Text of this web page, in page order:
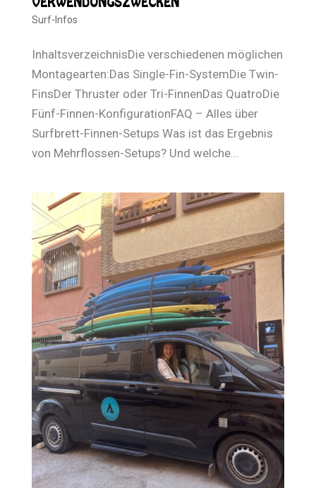
VERWENDUNGSZWECKEN
Surf-Infos
InhaltsverzeichnisDie verschiedenen möglichen
Montagearten:Das Single-Fin-SystemDie Twin-
FinsDer Thruster oder Tri-FinnenDas QuatroDie
Fünf-Finnen-KonfigurationFAQ – Alles über
Surfbrett-Finnen-Setups Was ist das Ergebnis
von Mehrflossen-Setups? Und welche...